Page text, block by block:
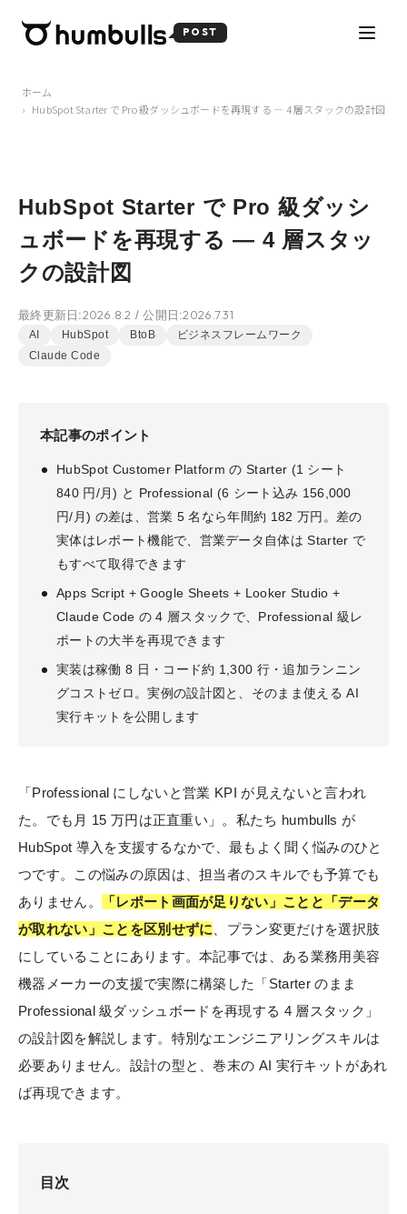
POST
ホーム
HubSpot Starter で Pro 級ダッシュボードを再現する — 4 層スタックの設計図
HubSpot Starter で Pro 級ダッシ
ュボードを再現する — 4 層スタッ
クの設計図
最終更新日:2026.8.2 / 公開日:2026.7.31
AI HubSpot BtoB
ビジネスフレームワーク
Claude Code
本記事のポイント
HubSpot Customer Platform の Starter (1 シート
840 円/月) と Professional (6 シート込み 156,000
円/月) の差は、営業 5 名なら年間約 182 万円。差の
実体はレポート機能で、営業データ自体は Starter で
もすべて取得できます
Apps Script + Google Sheets + Looker Studio +
Claude Code の 4 層スタックで、Professional 級レ
ポートの大半を再現できます
実装は稼働 8 日・コード約 1,300 行・追加ランニン
グコストゼロ。実例の設計図と、そのまま使える AI
実行キットを公開します
「Professional にしないと営業 KPI が見えないと言われ
た。でも月 15 万円は正直重い」。私たち humbulls が
HubSpot 導入を支援するなかで、最もよく聞く悩みのひと
つです。この悩みの原因は、担当者のスキルでも予算でも
ありません。
「レポート画面が足りない」ことと「データ
が取れない」ことを区別せずに 、プラン変更だけを選択肢
にしていることにあります。本記事では、ある業務用美容
機器メーカーの支援で実際に構築した「Starter のまま
Professional 級ダッシュボードを再現する 4 層スタック」
の設計図を解説します。特別なエンジニアリングスキルは
必要ありません。設計の型と、巻末の AI 実行キットがあれ
ば再現できます。
目次